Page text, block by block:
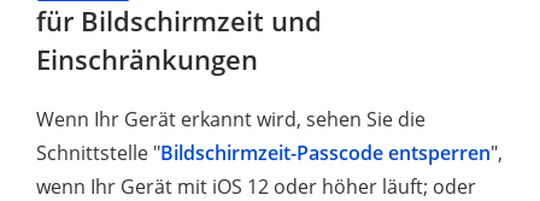
für Bildschirmzeit und
Einschränkungen
Wenn Ihr Gerät erkannt wird, sehen Sie die
Schnittstelle "Bildschirmzeit-Passcode entsperren",
wenn Ihr Gerät mit iOS 12 oder höher läuft; oder